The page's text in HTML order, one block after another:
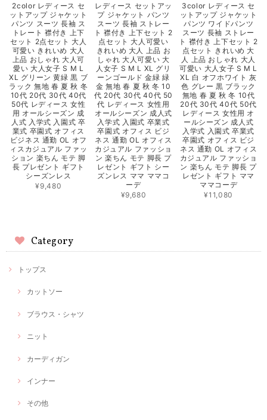
2color レディース セ
ットアップ ジャケット
パンツ スーツ 長袖 ス
トレート 襟付き 上下
セット 2点セット 大人
可愛い きれいめ 大人
上品 おしゃれ 大人可
愛い 大人女子 S M L
XL グリーン 黄緑 黒 ブ
ラック 無地 春 夏 秋 冬
10代 20代 30代 40代
50代 レディース 女性
用 オールシーズン 成
人式 入学式 入園式 卒
業式 卒園式 オフィス
ビジネス 通勤 OL オフ
ィスカジュアル ファッ
ション 楽ちん モテ 脚
長 プレゼント ギフト
シーズンレス
¥9,480
レディース セットアッ
プ ジャケット パンツ
スーツ 長袖 ストレー
ト 襟付き 上下セット 2
点セット 大人可愛い
きれいめ 大人 上品 お
しゃれ 大人可愛い 大
人女子 S M L XL グリ
ーンゴールド 金緑 緑
金 無地 春 夏 秋 冬 10
代 20代 30代 40代 50
代 レディース 女性用
オールシーズン 成人式
入学式 入園式 卒業式
卒園式 オフィス ビジ
ネス 通勤 OL オフィス
カジュアル ファッショ
ン 楽ちん モテ 脚長 プ
レゼント ギフト シー
ズンレス ママ ママコ
ーデ
¥9,680
3color レディース セ
ットアップ ジャケット
パンツ ワイドパンツ
スーツ 長袖 ストレー
ト 襟付き 上下セット 2
点セット きれいめ 大
人 上品 おしゃれ 大人
可愛い 大人女子 S M L
XL 白 オフホワイト 灰
色 グレー 黒 ブラック
無地 春 夏 秋 冬 10代
20代 30代 40代 50代
レディース 女性用 オ
ールシーズン 成人式
入学式 入園式 卒業式
卒園式 オフィス ビジ
ネス 通勤 OL オフィス
カジュアル ファッショ
ン 楽ちん モテ 脚長 プ
レゼント ギフト ママ
ママコーデ
¥11,080
Category
トップス
カットソー
ブラウス・シャツ
ニット
カーディガン
インナー
その他